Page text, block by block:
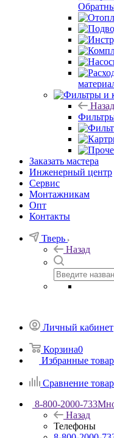
Назад
Заказать мастера
Инженерный центр
Сервис
Монтажникам
Опт
Контакты
Тверь
Назад
Личный кабинет
Корзина0
Избранные
Сравнение
8-800-2000-733
Назад
Телефоны